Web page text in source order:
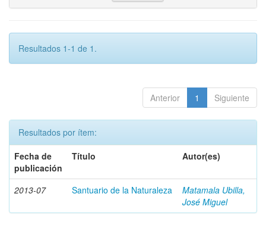
Resultados 1-1 de 1.
Anterior 1 Siguiente
Resultados por ítem:
Fecha de
publicación
Título Autor(es)
2013-07 Santuario de la Naturaleza
Matamala Ubilla,
José Miguel